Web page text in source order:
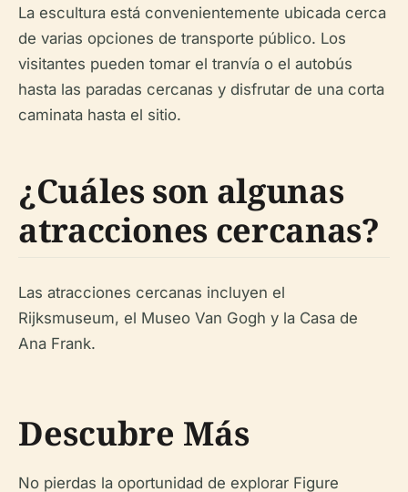
La escultura está convenientemente ubicada cerca
de varias opciones de transporte público. Los
visitantes pueden tomar el tranvía o el autobús
hasta las paradas cercanas y disfrutar de una corta
caminata hasta el sitio.
¿Cuáles son algunas
atracciones cercanas?
Las atracciones cercanas incluyen el
Rijksmuseum, el Museo Van Gogh y la Casa de
Ana Frank.
Descubre Más
No pierdas la oportunidad de explorar Figure